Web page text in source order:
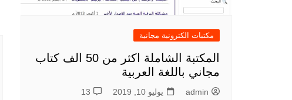
مكتبات الكترونية مجانية
المكتبة الشاملة اكثر من 50 الف كتاب
مجاني باللغة العربية
admin يوليو 10, 2019 13